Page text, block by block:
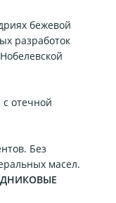
бежевой
разработок
отечной
Без
масел.